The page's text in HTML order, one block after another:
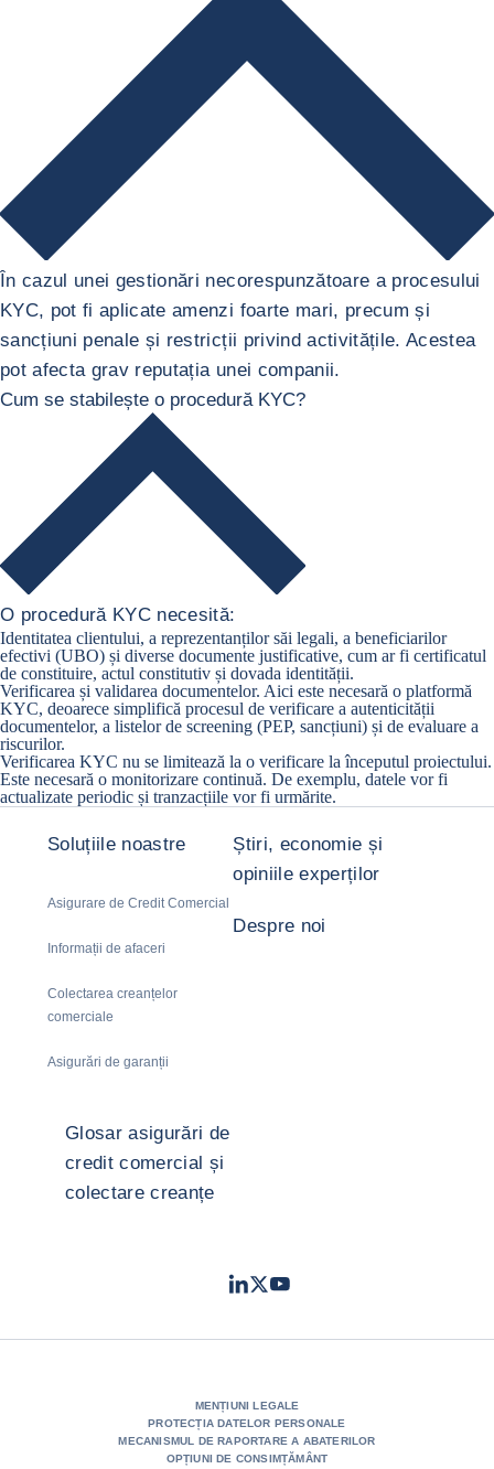
În cazul unei gestionări necorespunzătoare a procesului
KYC, pot fi aplicate amenzi foarte mari, precum și
sancțiuni penale și restricții privind activitățile. Acestea
pot afecta grav reputația unei companii.
Cum se stabilește o procedură KYC?
O procedură KYC necesită:
Identitatea clientului, a reprezentanților săi legali, a beneficiarilor
efectivi (UBO) și diverse documente justificative, cum ar fi certificatul
de constituire, actul constitutiv și dovada identității.
Verificarea și validarea documentelor. Aici este necesară o platformă
KYC, deoarece simplifică procesul de verificare a autenticității
documentelor, a listelor de screening (PEP, sancțiuni) și de evaluare a
riscurilor.
Verificarea KYC nu se limitează la o verificare la începutul proiectului.
Este necesară o monitorizare continuă. De exemplu, datele vor fi
actualizate periodic și tranzacțiile vor fi urmărite.
Soluțiile noastre
Asigurare de Credit Comercial
Informații de afaceri
Colectarea creanțelor
comerciale
Asigurări de garanții
Știri, economie și
opiniile experților
Despre noi
Glosar asigurări de
credit comercial și
colectare creanțe
LinkedIn
TwitterYoutube
MENȚIUNI LEGALE
PROTECȚIA DATELOR PERSONALE
MECANISMUL DE RAPORTARE A ABATERILOR
OPȚIUNI DE CONSIMȚĂMÂNT